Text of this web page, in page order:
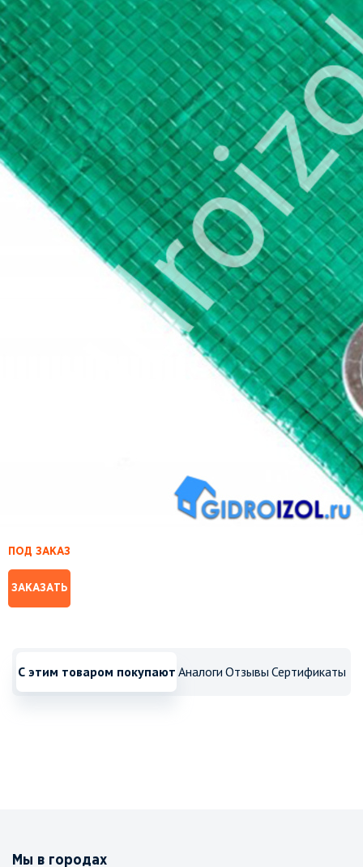
ПОД ЗАКАЗ
ЗАКАЗАТЬ
С этим товаром покупают Аналоги Отзывы Сертификаты
Мы в городах